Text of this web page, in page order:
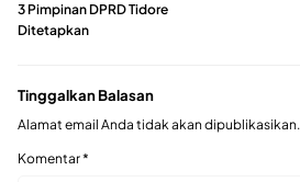
3 Pimpinan DPRD Tidore
Ditetapkan
Tinggalkan Balasan
Alamat email Anda tidak akan dipublikasikan.
Komentar*